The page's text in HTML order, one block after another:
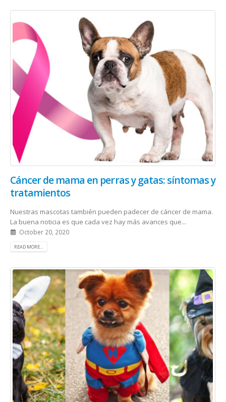
Cáncer de mama en perras y gatas: síntomas y
tratamientos
Nuestras mascotas también pueden padecer de cáncer de mama.
La buena noticia es que cada vez hay más avances que...
October 20, 2020
READ MORE...